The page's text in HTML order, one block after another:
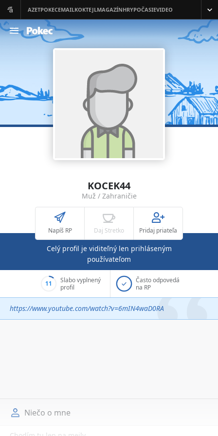
KOCEK44
Muž / Zahraničie
Napíš RP Daj Stretko Pridaj priateľa
Celý profil je viditeľný len prihláseným
používateľom
11
Slabo vyplnený
profil
Často odpovedá
na RP
https://www.youtube.com/watch?v=6mIN4waD0RA
Niečo o mne